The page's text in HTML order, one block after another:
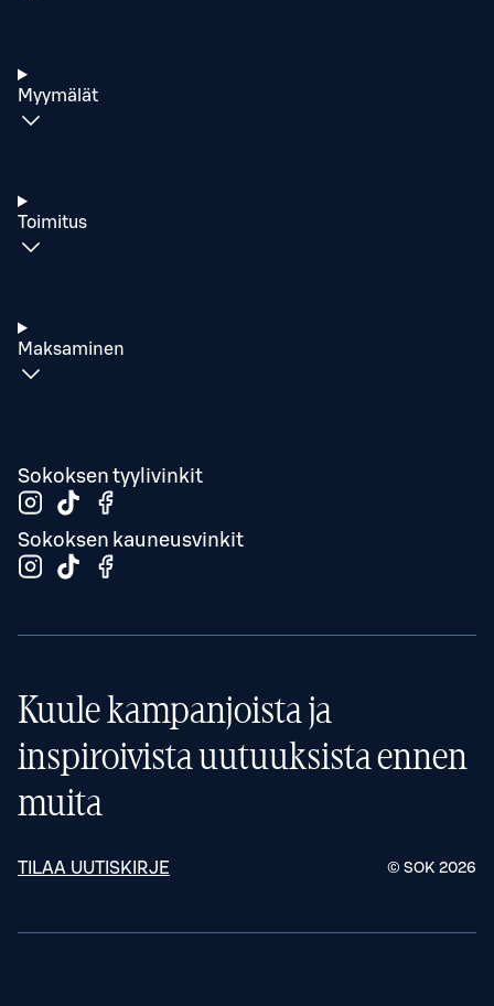
Myymälät
Toimitus
Maksaminen
Sokoksen tyylivinkit
Sokoksen kauneusvinkit
Kuule kampanjoista ja
inspiroivista uutuuksista ennen
muita
TILAA UUTISKIRJE © SOK 2026